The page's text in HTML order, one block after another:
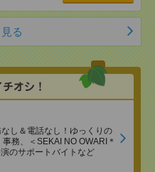
る
なし＆電話なし！ゆっくりの
務、＜SEKAI NO OWARI＊
のサポートバイトなど